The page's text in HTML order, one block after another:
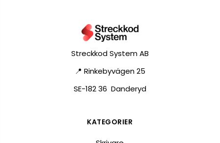
Streckkod System AB
📍 Rinkebyvägen 25
SE-182 36 Danderyd
KATEGORIER